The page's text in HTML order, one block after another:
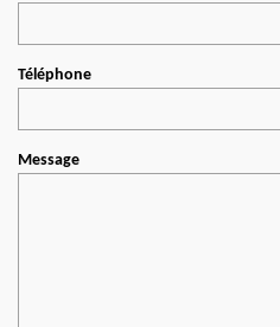
Téléphone
Message